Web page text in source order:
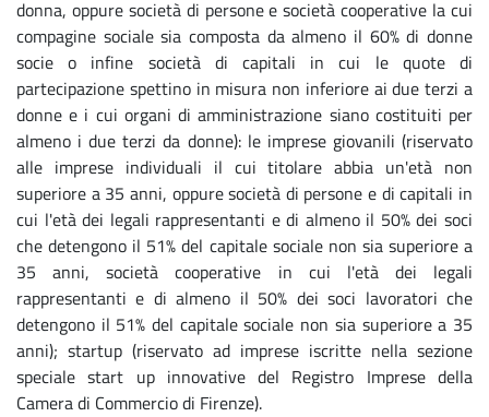
donna, oppure società di persone e società cooperative la cui
compagine sociale sia composta da almeno il 60% di donne
socie o infine società di capitali in cui le quote di
partecipazione spettino in misura non inferiore ai due terzi a
donne e i cui organi di amministrazione siano costituiti per
almeno i due terzi da donne): le imprese giovanili (riservato
alle imprese individuali il cui titolare abbia un'età non
superiore a 35 anni, oppure società di persone e di capitali in
cui l'età dei legali rappresentanti e di almeno il 50% dei soci
che detengono il 51% del capitale sociale non sia superiore a
35 anni, società cooperative in cui l'età dei legali
rappresentanti e di almeno il 50% dei soci lavoratori che
detengono il 51% del capitale sociale non sia superiore a 35
anni); startup (riservato ad imprese iscritte nella sezione
speciale start up innovative del Registro Imprese della
Camera di Commercio di Firenze).